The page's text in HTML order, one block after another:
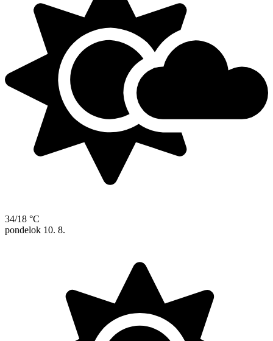
34/18 °C
pondelok 10. 8.